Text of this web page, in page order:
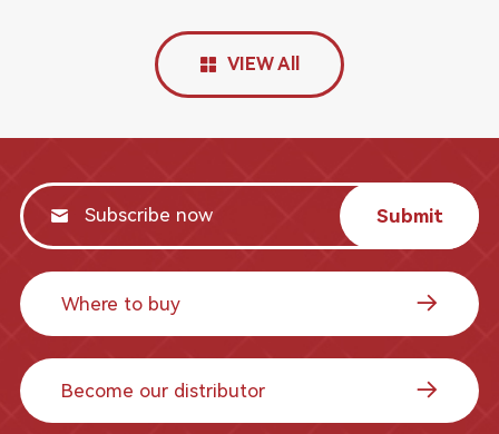
VIEW All
Submit
Where to buy
Become our distributor